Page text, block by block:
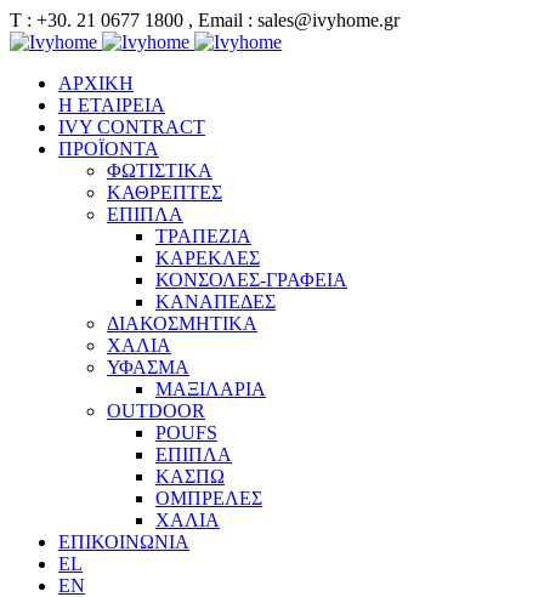
Τ : +30. 21 0677 1800 , Email : sales@ivyhome.gr
ΑΡΧΙΚΗ
Η ΕΤΑΙΡΕΙΑ
IVY CONTRACT
ΠΡΟΪΟΝΤΑ
ΦΩΤΙΣΤΙΚΑ
ΚΑΘΡΕΠΤΕΣ
ΕΠΙΠΛΑ
ΤΡΑΠΕΖΙΑ
ΚΑΡΕΚΛΕΣ
ΚΟΝΣΟΛΕΣ-ΓΡΑΦΕΙΑ
ΚΑΝΑΠΕΔΕΣ
ΔΙΑΚΟΣΜΗΤΙΚΑ
ΧΑΛΙΑ
ΥΦΑΣΜΑ
ΜΑΞΙΛΑΡΙΑ
OUTDOOR
POUFS
ΕΠΙΠΛΑ
ΚΑΣΠΩ
ΟΜΠΡΕΛΕΣ
ΧΑΛΙΑ
ΕΠΙΚΟΙΝΩΝΙΑ
EL
EN